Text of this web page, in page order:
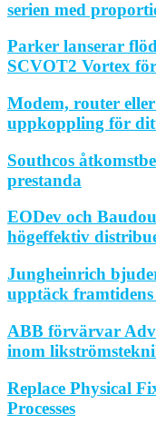
serien med
Parker lanserar
SCVOT2 Vortex
Modem, router
uppkoppling för
Southcos
prestanda
EODev och
högeffektiv
Jungheinrich
upptäck
ABB förvärvar
inom
Replace Physical
Processes